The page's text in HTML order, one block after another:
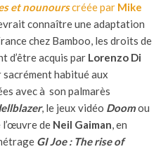
et nounourscréée par Mike
connaître une adaptation
chez Bamboo, les droits de
d’être acquis par Lorenzo Di
sacrément habitué aux
avec à son palmarès
, le jeux vidéo Doomou
l’œuvre de Neil Gaiman, en
GI Joe : The rise of